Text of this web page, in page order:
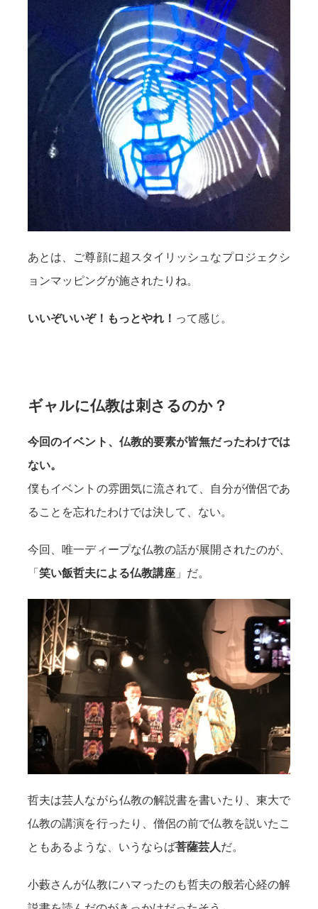
あとは、ご尊顔に超スタイリッシュなプロジェクシ
ョンマッピングが施されたりね。
いいぞいいぞ！もっとやれ！ って感じ。
ギャルに仏教は刺さるのか？
今回のイベント、仏教的要素が皆無だったわけでは
ない。
僕もイベントの雰囲気に流されて、自分が僧侶であ
ることを忘れたわけでは決して、ない。
今回、唯一ディープな仏教の話が展開されたのが、
「 笑い飯哲夫による仏教講座 」だ。
哲夫は芸人ながら仏教の解説書を書いたり、東大で
仏教の講演を行ったり、僧侶の前で仏教を説いたこ
ともあるような、いうならば菩薩芸人だ。
小藪さんが仏教にハマったのも哲夫の般若心経の解